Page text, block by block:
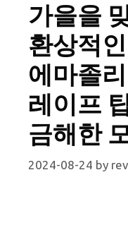
가을을
환상적
에마졸
레이프
금해한
2024-08-24 by